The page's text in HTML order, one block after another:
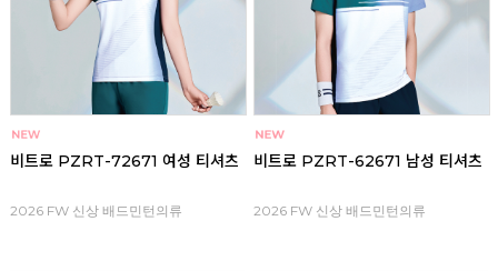
비트로 PZRT-72671 여성 티셔츠
2026 FW 신상 배드민턴의류
비트로 PZRT-62671 남성 티셔츠
2026 FW 신상 배드민턴의류